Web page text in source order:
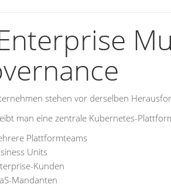
stehen vor derselben
man eine zentrale Kubernetes-
Plattformteams
Units
Kunden
Mandanten